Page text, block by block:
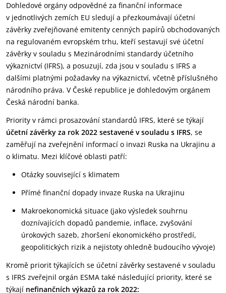
Dohledové orgány odpovědné za finanční informace
v jednotlivých zemích EU sledují a přezkoumávají účetní
závěrky zveřejňované emitenty cenných papírů obchodovaných
na regulovaném evropském trhu, kteří sestavují své účetní
závěrky v souladu s Mezinárodními standardy účetního
výkaznictví (IFRS), a posuzují, zda jsou v souladu s IFRS a
dalšími platnými požadavky na výkaznictví, včetně příslušného
národního práva. V České republice je dohledovým orgánem
Česká národní banka.
Priority v rámci prosazování standardů IFRS, které se týkají
účetní závěrky za rok 2022 sestavené v souladu s IFRS, se
zaměřují na zveřejnění informací o invazi Ruska na Ukrajinu a
o klimatu. Mezi klíčové oblasti patří:
Otázky související s klimatem
Přímé finanční dopady invaze Ruska na Ukrajinu
Makroekonomická situace (jako výsledek souhrnu
doznívajících dopadů pandemie, inflace, zvyšování
úrokových sazeb, zhoršení ekonomického prostředí,
geopolitických rizik a nejistoty ohledně budoucího vývoje)
Kromě priorit týkajících se účetní závěrky sestavené v souladu
s IFRS zveřejnil orgán ESMA také následující priority, které se
týkají nefinančních výkazů za rok 2022: